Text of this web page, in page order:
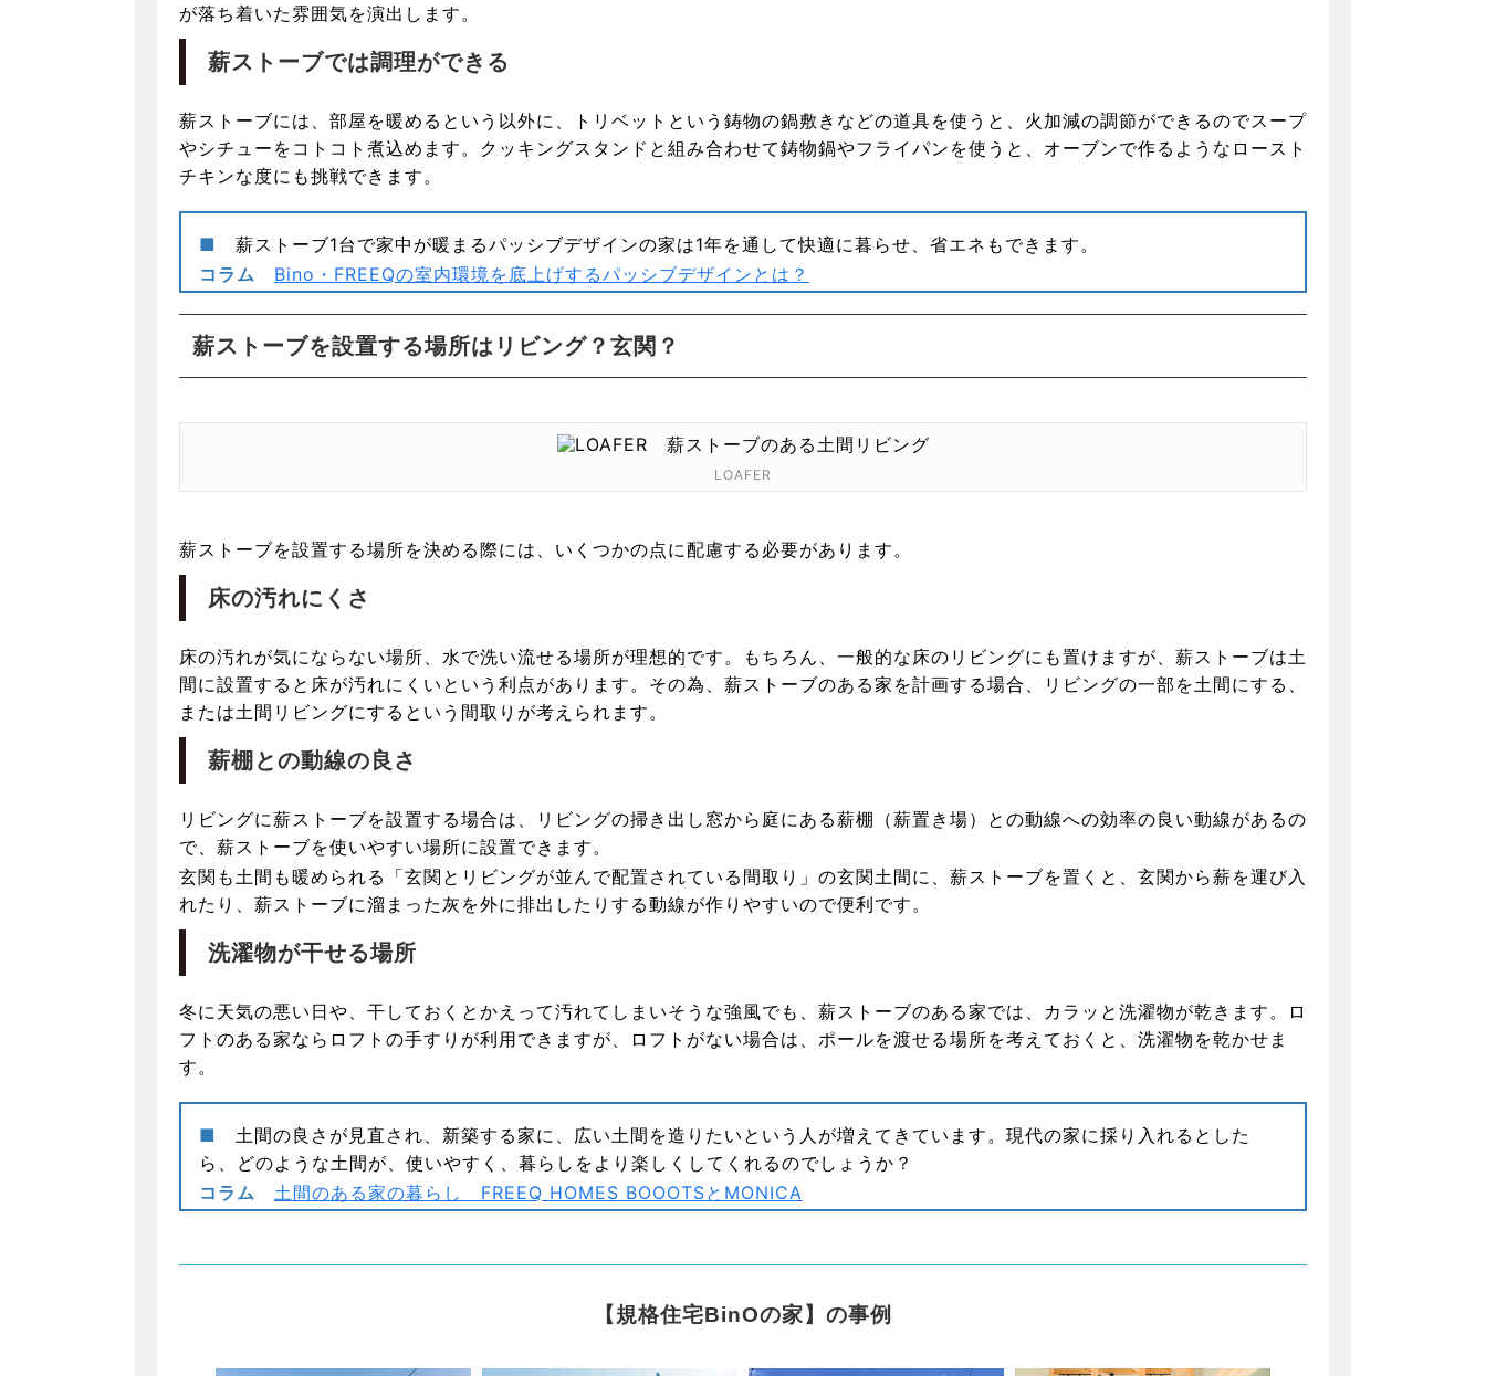
が落ち着いた雰囲気を演出します。
薪ストーブでは調理ができる
薪ストーブには、部屋を暖めるという以外に、トリベットという鋳物の鍋敷きなどの道具を使うと、火加減の調節ができるのでスープ
やシチューをコトコト煮込めます。クッキングスタンドと組み合わせて鋳物鍋やフライパンを使うと、オーブンで作るようなロースト
チキンな度にも挑戦できます。
■
薪ストーブ1台で家中が暖まるパッシブデザインの家は1年を通して快適に暮らせ、省エネもできます。
コラム
Bino・FREEQの室内環境を底上げするパッシブデザインとは？
薪ストーブを設置する場所はリビング？玄関？
LOAFER
薪ストーブを設置する場所を決める際には、いくつかの点に配慮する必要があります。
床の汚れにくさ
床の汚れが気にならない場所、水で洗い流せる場所が理想的です。もちろん、一般的な床のリビングにも置けますが、薪ストーブは土
間に設置すると床が汚れにくいという利点があります。その為、薪ストーブのある家を計画する場合、リビングの一部を土間にする、
または土間リビングにするという間取りが考えられます。
薪棚との動線の良さ
リビングに薪ストーブを設置する場合は、リビングの掃き出し窓から庭にある薪棚（薪置き場）との動線への効率の良い動線があるの
で、薪ストーブを使いやすい場所に設置できます。
玄関も土間も暖められる「玄関とリビングが並んで配置されている間取り」の玄関土間に、薪ストーブを置くと、玄関から薪を運び入
れたり、薪ストーブに溜まった灰を外に排出したりする動線が作りやすいので便利です。
洗濯物が干せる場所
冬に天気の悪い日や、干しておくとかえって汚れてしまいそうな強風でも、薪ストーブのある家では、カラッと洗濯物が乾きます。ロ
フトのある家ならロフトの手すりが利用できますが、ロフトがない場合は、ポールを渡せる場所を考えておくと、洗濯物を乾かせま
す。
■
土間の良さが見直され、新築する家に、広い土間を造りたいという人が増えてきています。現代の家に採り入れるとした
ら、どのような土間が、使いやすく、暮らしをより楽しくしてくれるのでしょうか？
コラム
土間のある家の暮らし FREEQ HOMES BOOOTSとMONICA
【規格住宅BinOの家】の事例